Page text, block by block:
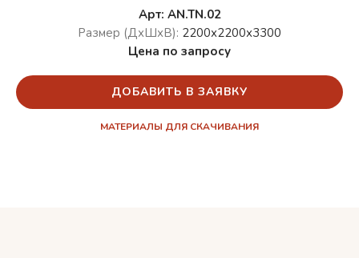
Арт: AN.TN.02
Размер (ДхШхВ): 2200х2200х3300
Цена по запросу
ДОБАВИТЬ В ЗАЯВКУ
МАТЕРИАЛЫ ДЛЯ СКАЧИВАНИЯ